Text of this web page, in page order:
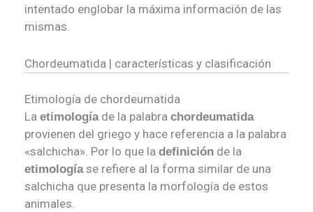
intentado englobar la máxima información de las
mismas.
Chordeumatida | características y clasificación
Etimología de chordeumatida
La etimologíade la palabra chordeumatida
provienen del griego y hace referencia a la palabra
«salchicha». Por lo que la definición de la
etimologíase refiere al la forma similar de una
salchicha que presenta la morfología de estos
animales.